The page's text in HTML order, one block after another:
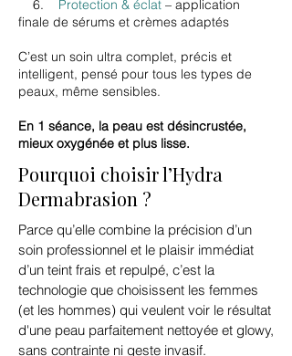
6. Protection & éclat – application
finale de sérums et crèmes adaptés
C’est un soin ultra complet, précis et
intelligent, pensé pour tous les types de
peaux, même sensibles.
En 1 séance, la peau est désincrustée,
mieux oxygénée et plus lisse.
Pourquoi choisir l’Hydra
Dermabrasion ?
Parce qu’elle combine la précision d’un
soin professionnel et le plaisir immédiat
d’un teint frais et repulpé, c’est la
technologie que choisissent les femmes
(et les hommes) qui veulent voir le résultat
d'une peau parfaitement nettoyée et glowy,
sans contrainte ni geste invasif.